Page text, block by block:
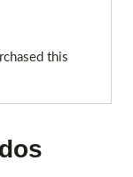
this